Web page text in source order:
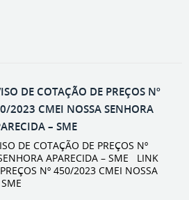
DE COTAÇÃO DE PREÇOS Nº
2023 CMEI NOSSA SENHORA
– SME
DE COTAÇÃO DE PREÇOS Nº
APARECIDA – SME LINK
Nº 450/2023 CMEI NOSSA